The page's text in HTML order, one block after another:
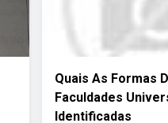
Quais As Formas
Faculdades
Identificadas